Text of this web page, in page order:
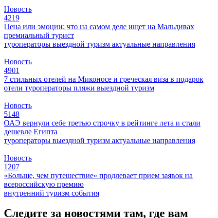
Новость
4219
Цена или эмоции: что на самом деле ищет на Мальдивах
премиальный турист
туроператоры выездной туризм актуальные направления
Новость
4901
7 стильных отелей на Миконосе и греческая виза в подарок
отели туроператоры пляжи выездной туризм
Новость
5148
ОАЭ вернули себе третью строчку в рейтинге лета и стали
дешевле Египта
туроператоры выездной туризм актуальные направления
Новость
1207
«Больше, чем путешествие» продлевает прием заявок на
всероссийскую премию
внутренний туризм события
Следите за новостями там, где вам